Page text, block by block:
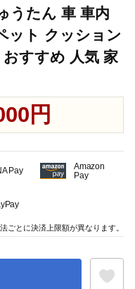
うたん 車 車内
ット クッション
すすめ 人気 家
円
Pay
Amazon
Pay
ごとに決済上限額が異なります。